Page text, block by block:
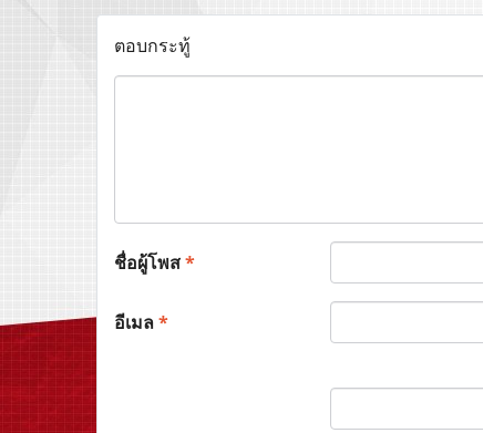
ตอบกระทู้
ชื่อผู้โพส*
อีเมล*